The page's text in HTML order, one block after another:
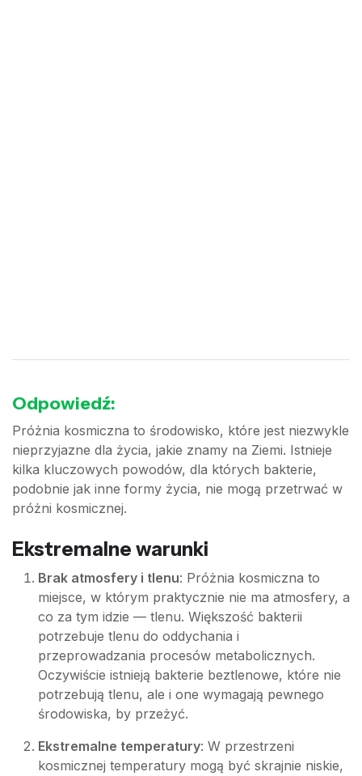
Odpowiedź:
Próżnia kosmiczna to środowisko, które jest niezwykle
nieprzyjazne dla życia, jakie znamy na Ziemi. Istnieje
kilka kluczowych powodów, dla których bakterie,
podobnie jak inne formy życia, nie mogą przetrwać w
próżni kosmicznej.
Ekstremalne warunki
Brak atmosfery i tlenu: Próżnia kosmiczna to
miejsce, w którym praktycznie nie ma atmosfery, a
co za tym idzie — tlenu. Większość bakterii
potrzebuje tlenu do oddychania i
przeprowadzania procesów metabolicznych.
Oczywiście istnieją bakterie beztlenowe, które nie
potrzebują tlenu, ale i one wymagają pewnego
środowiska, by przeżyć.
Ekstremalne temperatury: W przestrzeni
kosmicznej temperatury mogą być skrajnie niskie,